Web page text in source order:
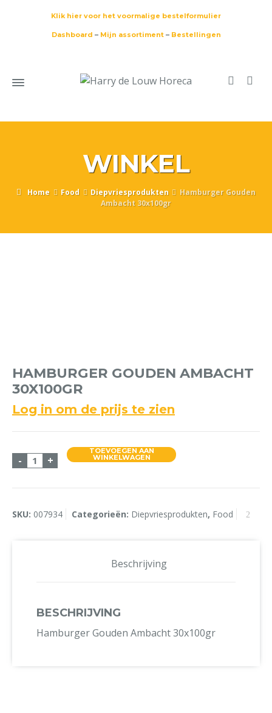
Klik hier voor het voormalige bestelformulier
Dashboard – Mijn assortiment– Bestellingen
WINKEL
Home Food Diepvriesprodukten
Hamburger Gouden
Ambacht 30x100gr
HAMBURGER GOUDEN AMBACHT
30X100GR
Log in om de prijs te zien
- Hamburger Gouden Ambacht 30x100gr aantal
+
TOEVOEGEN AAN
WINKELWAGEN
SKU: 007934 Categorieën: Diepvriesprodukten, Food
Beschrijving
BESCHRIJVING
Hamburger Gouden Ambacht 30x100gr